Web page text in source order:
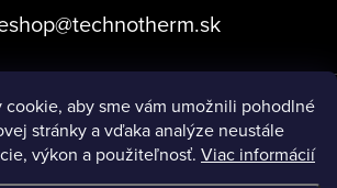
cookie, aby sme vám umožnili pohodlné
stránky a vďaka analýze neustále
výkon a použiteľnosť. Viac informácií
@technotherm.sk
platby